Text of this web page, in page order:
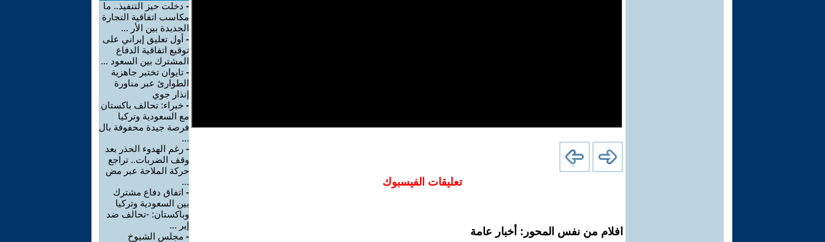
تعليقات الفيسبوك
افلام من نفس المحور: أخبار عامة
- دخلت حيز التنفيذ.. ما
مكاسب اتفاقية التجارة
الجديدة بين الأر ...
- أول تعليق إيراني على
توقيع اتفاقية الدفاع
المشترك بين السعود ...
- تايوان تختبر جاهزية
الطوارئ عبر مناورة
إنذار جوي
- خبراء: تحالف باكستان
مع السعودية وتركيا
فرصة جيدة محفوفة بال
...
- رغم الهدوء الحذر بعد
وقف الضربات.. تراجع
حركة الملاحة عبر مض
...
- اتفاق دفاع مشترك
بين السعودية وتركيا
وباكستان: -تحالف ضد
إير ...
- مجلس الشيوخ